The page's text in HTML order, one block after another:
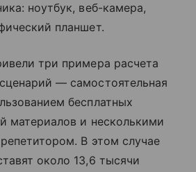
ноутбук, веб-камера,
планшет.
три примера расчета
— самостоятельная
бесплатных
материалов и несколькими
В этом случае
около 13,6 тысячи